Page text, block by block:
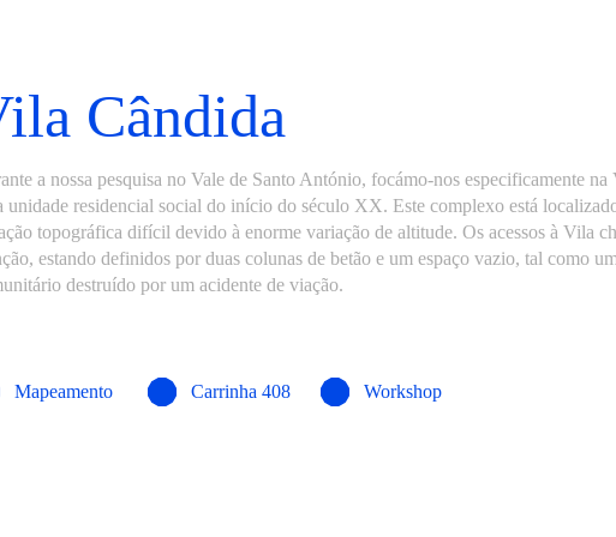
Cândida
a nossa pesquisa no Vale de Santo António, focámo-nos especificamente
unidade residencial social do início do século XX. Este complexo está
topográfica difícil devido à enorme variação de altitude. Os acessos à Vila
estando definidos por duas colunas de betão e um espaço vazio, tal como
destruído por um acidente de viação.
Mapeamento Carrinha 408 Workshop